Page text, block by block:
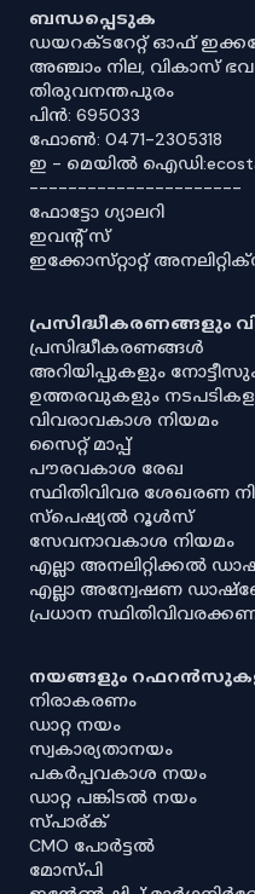
ബന്ധപ്പെടുക
ഡയറക്ടറേറ്റ് ഓഫ്
അഞ്ചാം നില, വികാസ്
തിരുവനന്തപുരം
പിൻ: 695033
ഫോൺ: 0471-2305318
ഇ - മെയിൽ
----------------------
ഫോട്ടോ ഗ്യാലറി
ഇവൻ്റ് സ്
ഇക്കോസ്‌റ്റാറ്റ്
പ്രസിദ്ധീകരണങ്ങളും
പ്രസിദ്ധീകരണങ്ങൾ
അറിയിപ്പുകളും
ഉത്തരവുകളും
വിവരാവകാശ നിയമം
സൈറ്റ് മാപ്പ്
പൗരവകാശ രേഖ
സ്ഥിതിവിവര ശേഖരണ
സ്‌പെഷ്യൽ റൂൾസ്
സേവനാവകാശ നിയമം
എല്ലാ അനലിറ്റിക്കൽ
എല്ലാ അന്വേഷണ
പ്രധാന
നയങ്ങളും
നിരാകരണം
ഡാറ്റ നയം
സ്വകാര്യതാനയം
പകർപ്പവകാശ നയം
ഡാറ്റ പങ്കിടൽ നയം
സ്പാര്ക്
CMO പോർട്ടൽ
മോസ്പി